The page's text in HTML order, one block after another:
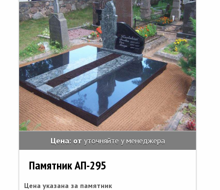
Цена: от уточняйте у менеджера
Памятник АП-295
Цена указана за памятник